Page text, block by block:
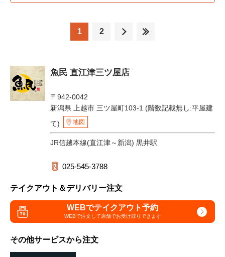
1 2
魚民 直江津三ツ屋店
〒942-0042
新潟県 上越市 三ツ屋町103-1 (階数記載無し:平屋建
て)
地図
JR信越本線(直江津～新潟) 黒井駅
025-545-3788
テイクアウト＆デリバリー注文
WEBでテイクアウト予約
WEBで注文して店舗でお受け取りできます
その他サービスから注文